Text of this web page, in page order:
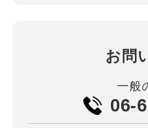
お問
一般
06-